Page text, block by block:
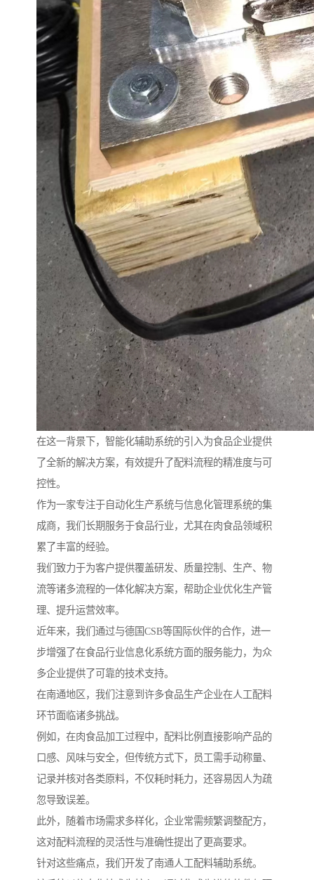
在这一背景下，智能化辅助系统的引入为食品企业提供
了全新的解决方案，有效提升了配料流程的精准度与可
控性。
作为一家专注于自动化生产系统与信息化管理系统的集
成商，我们长期服务于食品行业，尤其在肉食品领域积
累了丰富的经验。
我们致力于为客户提供覆盖研发、质量控制、生产、物
流等诸多流程的一体化解决方案，帮助企业优化生产管
理、提升运营效率。
近年来，我们通过与德国CSB等国际伙伴的合作，进一
步增强了在食品行业信息化系统方面的服务能力，为众
多企业提供了可靠的技术支持。
在南通地区，我们注意到许多食品生产企业在人工配料
环节面临诸多挑战。
例如，在肉食品加工过程中，配料比例直接影响产品的
口感、风味与安全，但传统方式下，员工需手动称量、
记录并核对各类原料，不仅耗时耗力，还容易因人为疏
忽导致误差。
此外，随着市场需求多样化，企业常需频繁调整配方，
这对配料流程的灵活性与准确性提出了更高要求。
针对这些痛点，我们开发了南通人工配料辅助系统。